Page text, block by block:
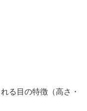
る目の特徴（高さ・